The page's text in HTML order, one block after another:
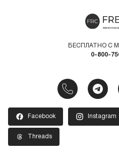
БЕСПЛАТНО С
0-800-
Facebook Instagram
Threads